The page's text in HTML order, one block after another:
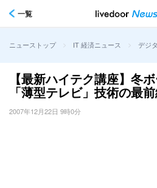
一覧
ニューストップ > IT 経済ニュース > デジ
【最新ハイテク講座】冬
「薄型テレビ」技術の最
2007年12月22日 9時0分